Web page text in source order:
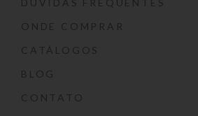
ONDE COMPRAR
CATÁLOGOS
BLOG
CONTATO